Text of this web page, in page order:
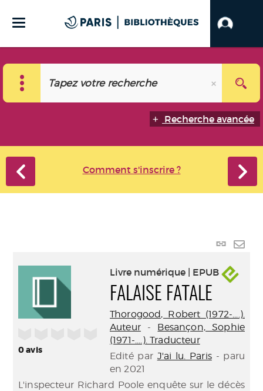
Recherche avancée
Comment s'inscrire ?
Lien
0avis
Livre numérique | EPUB
FALAISE FATALE
Thorogood, Robert (1972-....).
Auteur- Besançon, Sophie
(1971-....). Traducteur
Edité par J'ai lu. Paris- paru
en 2021
L'inspecteur Richard Poole enquête sur le décès